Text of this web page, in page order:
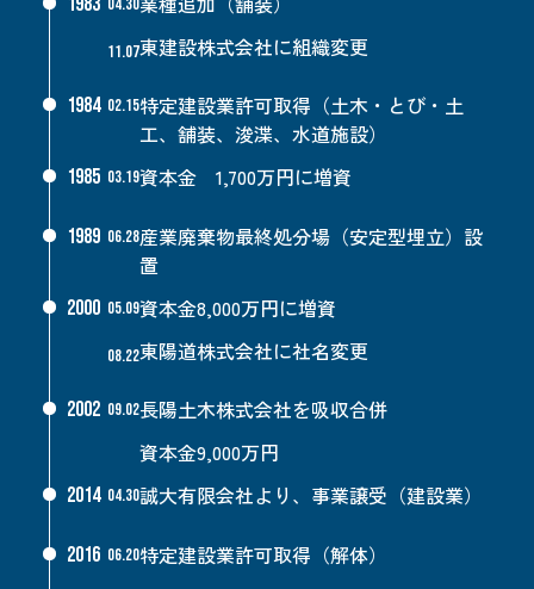
11.07東建設株式会社に組織変更
1984 02.15特定建設業許可取得（土木・とび・土
工、舗装、浚渫、水道施設）
1985 03.19資本金 1,700万円に増資
1989 06.28産業廃棄物最終処分場（安定型埋立）設
置
2000 05.09
08.22
資本金8,000万円に増資
東陽道株式会社に社名変更
2002 09.02長陽土木株式会社を吸収合併
資本金9,000万円
2014 04.30誠大有限会社より、事業譲受（建設業）
2016 06.20特定建設業許可取得（解体）